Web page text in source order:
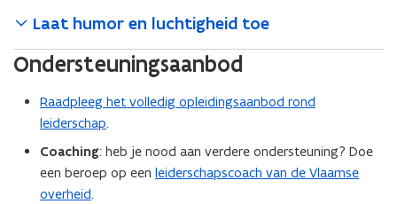
Laat humor en luchtigheid toe
Ondersteuningsaanbod
Raadpleeg het volledig opleidingsaanbod rond
leiderschap.
Coaching: heb je nood aan verdere ondersteuning? Doe
een beroep op een leiderschapscoach van de Vlaamse
overheid.